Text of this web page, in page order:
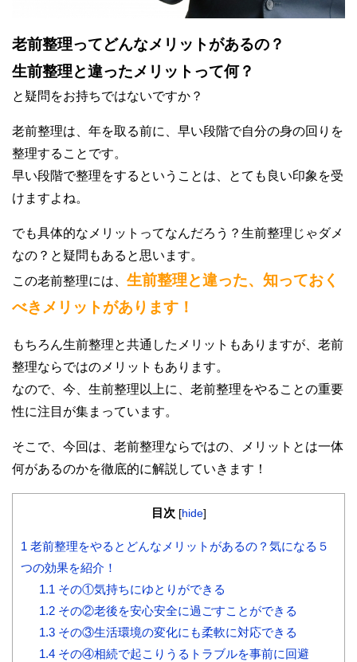
老前整理ってどんなメリットがあるの？
生前整理と違ったメリットって何？
と疑問をお持ちではないですか？
老前整理は、年を取る前に、早い段階で自分の身の回りを
整理することです。
早い段階で整理をするということは、とても良い印象を受
けますよね。
でも具体的なメリットってなんだろう？生前整理じゃダメ
なの？と疑問もあると思います。
この老前整理には、 生前整理と違った、知っておく
べきメリットがあります！
もちろん生前整理と共通したメリットもありますが、老前
整理ならではのメリットもあります。
なので、今、生前整理以上に、老前整理をやることの重要
性に注目が集まっています。
そこで、今回は、老前整理ならではの、メリットとは一体
何があるのかを徹底的に解説していきます！
目次 [hide]
1 老前整理をやるとどんなメリットがあるの？気になる５
つの効果を紹介！
1.1 その①気持ちにゆとりができる
1.2その②老後を安心安全に過ごすことができる
1.3その③生活環境の変化にも柔軟に対応できる
1.4その④相続で起こりうるトラブルを事前に回避